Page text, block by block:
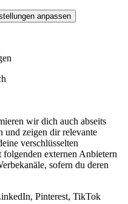
anpassen
wir dich auch abseits
und zeigen dir relevante
verschlüsselten
folgenden externen Anbietern
sofern du deren
Pinterest, TikTok